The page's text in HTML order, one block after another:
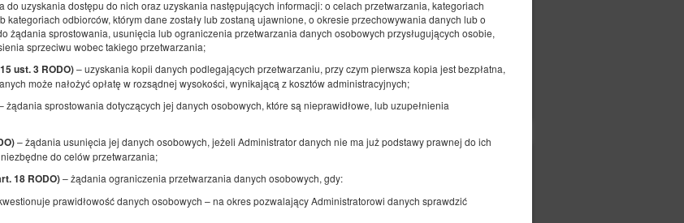
do uzyskania dostępu do nich oraz uzyskania następujących informacji: o celach przetwarzania, kategoriach
kategoriach odbiorców, którym dane zostały lub zostaną ujawnione, o okresie przechowywania danych lub o
żądania sprostowania, usunięcia lub ograniczenia przetwarzania danych osobowych przysługujących osobie,
sprzeciwu wobec takiego przetwarzania;
ust. 3 RODO)– uzyskania kopii danych podlegających przetwarzaniu, przy czym pierwsza kopia jest bezpłatna,
może nałożyć opłatę w rozsądnej wysokości, wynikającą z kosztów administracyjnych;
żądania sprostowania dotyczących jej danych osobowych, które są nieprawidłowe, lub uzupełnienia
– żądania usunięcia jej danych osobowych, jeżeli Administrator danych nie ma już podstawy prawnej do ich
do celów przetwarzania;
18 RODO)– żądania ograniczenia przetwarzania danych osobowych, gdy:
prawidłowość danych osobowych – na okres pozwalający Administratorowi danych sprawdzić
2 osoby
pow. 21,00 m 2
1 sypialnia
1 łóżko podwójne (Double)
Udostępnij Szczegóły Dostępność
Pokój nr2 (2 os. z wspólnym WC)
2 osoby
pow. 11,00 m
1 sypialnia